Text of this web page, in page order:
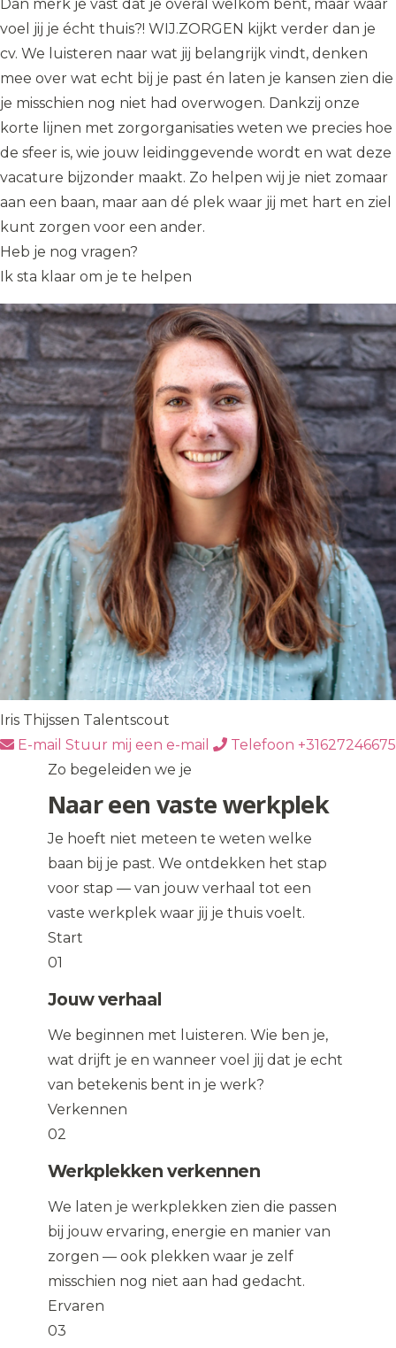
Dan merk je vast dat je overal welkom bent, maar waar
voel jij je écht thuis?! WIJ.ZORGEN kijkt verder dan je
cv. We luisteren naar wat jij belangrijk vindt, denken
mee over wat echt bij je past én laten je kansen zien die
je misschien nog niet had overwogen. Dankzij onze
korte lijnen met zorgorganisaties weten we precies hoe
de sfeer is, wie jouw leidinggevende wordt en wat deze
vacature bijzonder maakt. Zo helpen wij je niet zomaar
aan een baan, maar aan dé plek waar jij met hart en ziel
kunt zorgen voor een ander.
Heb je nog vragen?
Ik sta klaar om je te helpen
Iris Thijssen Talentscout
E-mail Stuur mij een e-mail Telefoon +31627246675
Zo begeleiden we je
Naar een vaste werkplek
Je hoeft niet meteen te weten welke
baan bij je past. We ontdekken het stap
voor stap — van jouw verhaal tot een
vaste werkplek waar jij je thuis voelt.
Start
01
Jouw verhaal
We beginnen met luisteren. Wie ben je,
wat drijft je en wanneer voel jij dat je echt
van betekenis bent in je werk?
Verkennen
02
Werkplekken verkennen
We laten je werkplekken zien die passen
bij jouw ervaring, energie en manier van
zorgen — ook plekken waar je zelf
misschien nog niet aan had gedacht.
Ervaren
03